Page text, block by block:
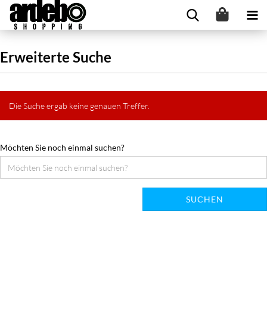
Erweiterte Suche
Die Suche ergab keine genauen Treffer.
Möchten Sie noch einmal suchen?
SUCHEN